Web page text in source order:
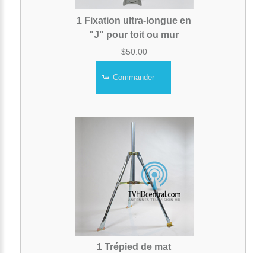
1 Fixation ultra-longue en
"J" pour toit ou mur
$50.00
Commander
1 Trépied de mat